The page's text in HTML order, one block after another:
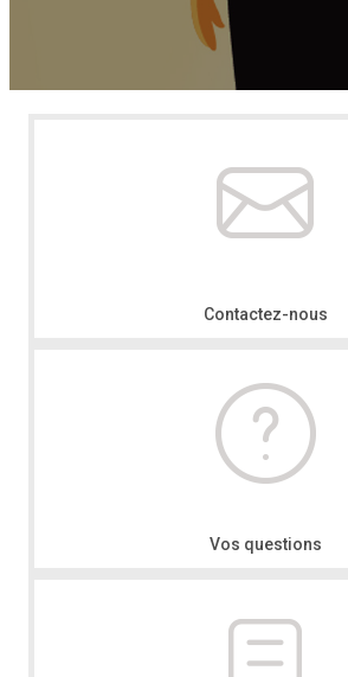
Contactez-nous
Vos questions